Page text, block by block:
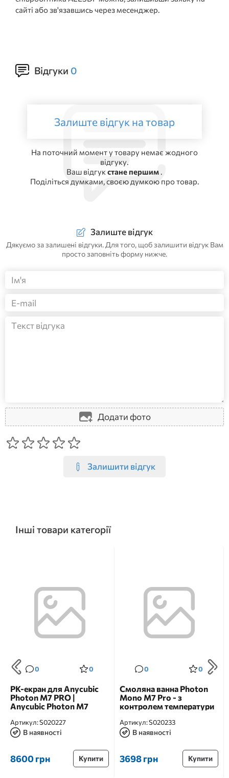
сайті або зв'язавшись через месенджер.
Відгуки 0
Залиште відгук на товар
На поточний момент у товару немає жодного
відгуку.
Ваш відгук стане першим .
Поділіться думками, своєю думкою про товар.
Залиште відгук
Дякуємо за залишені відгуки. Для того, щоб залишити відгук Вам
просто заповніть форму нижче.
Додати фото
Залишити відгук
Інші товари категорії
0 0
РК-екран для Anycubic
Photon M7 PRO |
Anycubic Photon M7
Артикул:S020227
В наявності
8600 грн Купити
0 0
Смоляна ванна Photon
Mono M7 Pro - з
контролем температури
Артикул:S020233
В наявності
3698 грн Купити